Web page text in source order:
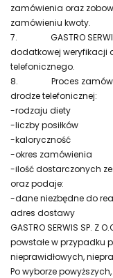
zamówienia oraz
zamówieniu kwoty.
7.
GASTRO
dodatkowej weryfikacji
telefonicznego.
8.
Proces
drodze telefonicznej:
-rodzaju diety
-liczby posiłków
-kaloryczność
-okres zamówienia
-ilość dostarczonych
oraz podaje:
-dane niezbędne do
adres dostawy
GASTRO SERWIS SP.
powstałe w przypadku
nieprawidłowych,
Po wyborze